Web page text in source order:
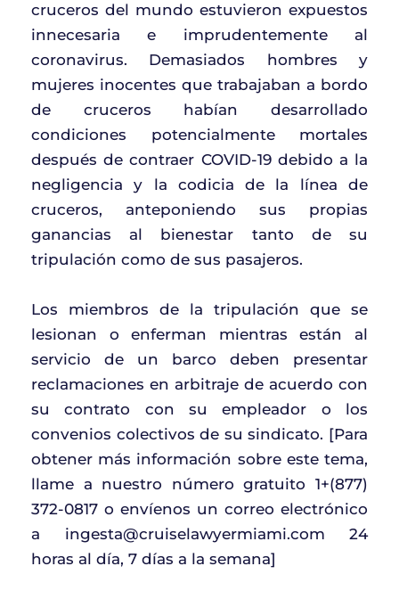
cruceros del mundo estuvieron expuestos
innecesaria e imprudentemente al
coronavirus. Demasiados hombres y
mujeres inocentes que trabajaban a bordo
de cruceros habían desarrollado
condiciones potencialmente mortales
después de contraer COVID-19 debido a la
negligencia y la codicia de la línea de
cruceros, anteponiendo sus propias
ganancias al bienestar tanto de su
tripulación como de sus pasajeros.
Los miembros de la tripulación que se
lesionan o enferman mientras están al
servicio de un barco deben presentar
reclamaciones en arbitraje de acuerdo con
su contrato con su empleador o los
convenios colectivos de su sindicato. [Para
obtener más información sobre este tema,
llame a nuestro número gratuito 1+(877)
372-0817 o envíenos un correo electrónico
a ingesta@cruiselawyermiami.com 24
horas al día, 7 días a la semana]